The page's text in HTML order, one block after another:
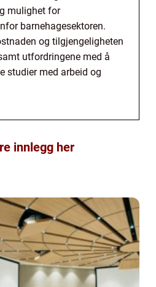
mulighet for
barnehagesektoren.
og tilgjengeligheten
utfordringene med å
studier med arbeid og
innlegg her